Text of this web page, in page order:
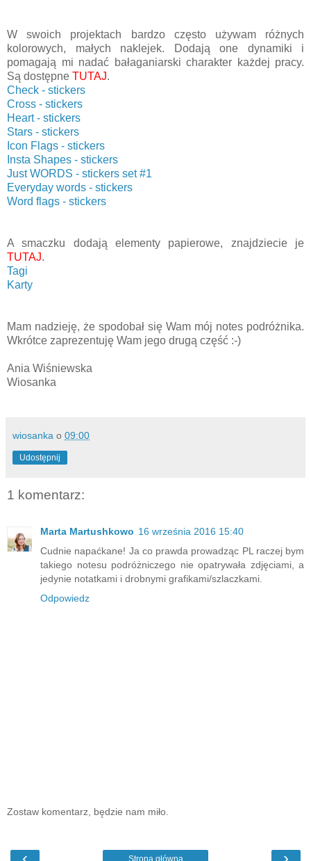
W swoich projektach bardzo często używam różnych
kolorowych, małych naklejek. Dodają one dynamiki i
pomagają mi nadać bałaganiarski charakter każdej pracy.
Są dostępne TUTAJ.
Check - stickers
Cross - stickers
Heart - stickers
Stars - stickers
Icon Flags - stickers
Insta Shapes - stickers
Just WORDS - stickers set #1
Everyday words - stickers
Word flags - stickers
A smaczku dodają elementy papierowe, znajdziecie je
TUTAJ.
Tagi
Karty
Mam nadzieję, że spodobał się Wam mój notes podróżnika.
Wkrótce zaprezentuję Wam jego drugą część :-)
Ania Wiśniewska
Wiosanka
wiosanka o 09:00
Udostępnij
1 komentarz:
Marta Martushkowo 16 września 2016 15:40
Cudnie napaćkane! Ja co prawda prowadząc PL raczej bym
takiego notesu podróżniczego nie opatrywała zdjęciami, a
jedynie notatkami i drobnymi grafikami/szlaczkami.
Odpowiedz
Zostaw komentarz, będzie nam miło.
Strona główna